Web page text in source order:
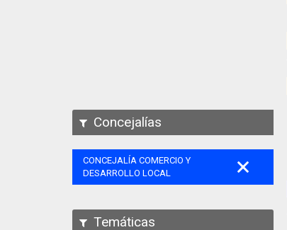
Concejalías
CONCEJALÍA COMERCIO Y
DESARROLLO LOCAL
Temáticas